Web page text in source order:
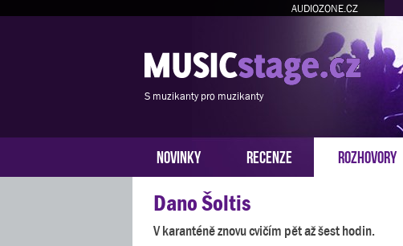
AUDIOZONE.CZ
S muzikanty pro muzikanty
NOVINKY RECENZE ROZHOVORY
Dano Šoltis
V karanténě znovu cvičím pět až šest hodin.